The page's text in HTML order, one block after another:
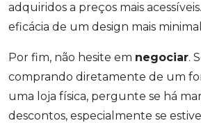
adquiridos a preços mais
eficácia de um design mais
Por fim, não hesite em negociar.
comprando diretamente de um
uma loja física, pergunte se há
descontos, especialmente se